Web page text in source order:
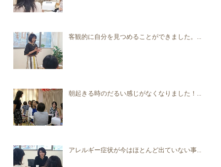
客観的に自分を見つめることができました。...
朝起きる時のだるい感じがなくなりました！...
アレルギー症状が今はほとんど出ていない事...